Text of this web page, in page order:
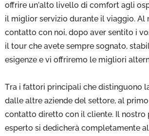
offrire un’alto livello di comfort agli
il miglior servizio durante il viaggio. Al
contatto con noi, dopo aver sentito i
il tour che avete sempre sognato,
esigenze e vi offriremo le migliori
Tra i fattori principali che distinguono
dalle altre aziende del settore, al primo
contatto diretto con il cliente. Il nostro
esperto si dedicherà completamente